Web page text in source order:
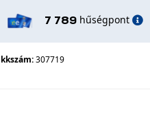
7 789 hűségpont
307719